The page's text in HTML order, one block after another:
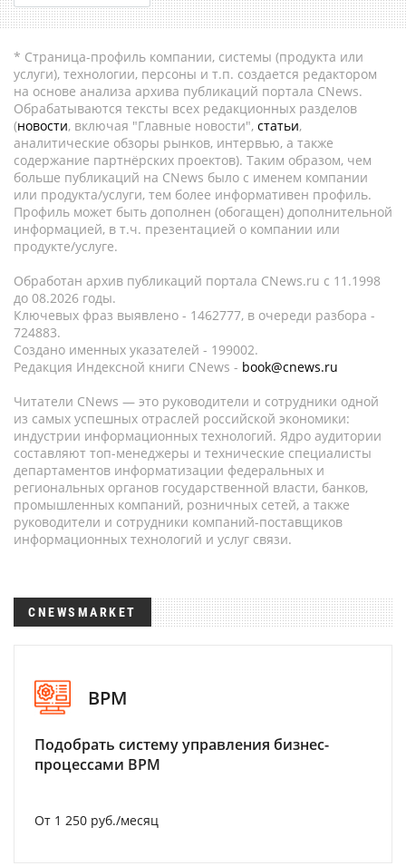
* Страница-профиль компании, системы (продукта или
услуги), технологии, персоны и т.п. создается редактором
на основе анализа архива публикаций портала CNews.
Обрабатываются тексты всех редакционных разделов
(новости, включая "Главные новости", статьи,
аналитические обзоры рынков, интервью, а также
содержание партнёрских проектов). Таким образом, чем
больше публикаций на CNews было с именем компании
или продукта/услуги, тем более информативен профиль.
Профиль может быть дополнен (обогащен) дополнительной
информацией, в т.ч. презентацией о компании или
продукте/услуге.
Обработан архив публикаций портала CNews.ru c 11.1998
до 08.2026 годы.
Ключевых фраз выявлено - 1462777, в очереди разбора -
724883.
Создано именных указателей - 199002.
Редакция Индексной книги CNews - book@cnews.ru
Читатели CNews — это руководители и сотрудники одной
из самых успешных отраслей российской экономики:
индустрии информационных технологий. Ядро аудитории
составляют топ-менеджеры и технические специалисты
департаментов информатизации федеральных и
региональных органов государственной власти, банков,
промышленных компаний, розничных сетей, а также
руководители и сотрудники компаний-поставщиков
информационных технологий и услуг связи.
CNEWSMARKET
BPM
Подобрать систему управления бизнес-
процессами BPM
От 1 250 руб./месяц